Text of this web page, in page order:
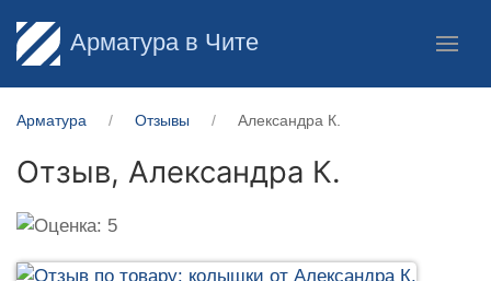
Арматура в Чите
Арматура Отзывы Александра К.
Отзыв, Александра К.